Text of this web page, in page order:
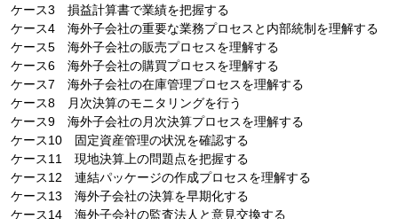
ケース3 損益計算書で業績を把握する
ケース4 海外子会社の重要な業務プロセスと内部統制を理解する
ケース5 海外子会社の販売プロセスを理解する
ケース6 海外子会社の購買プロセスを理解する
ケース7 海外子会社の在庫管理プロセスを理解する
ケース8 月次決算のモニタリングを行う
ケース9 海外子会社の月次決算プロセスを理解する
ケース10 固定資産管理の状況を確認する
ケース11 現地決算上の問題点を把握する
ケース12 連結パッケージの作成プロセスを理解する
ケース13 海外子会社の決算を早期化する
ケース14 海外子会社の監査法人と意見交換する